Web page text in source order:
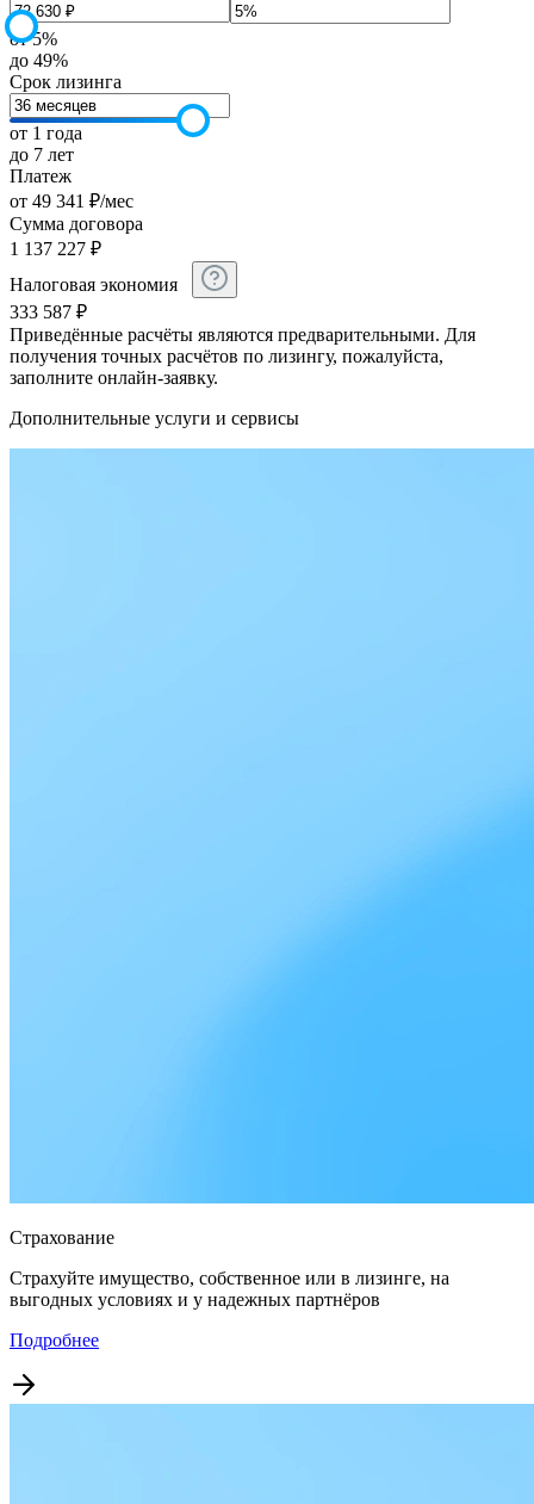
от 5%
до 49%
Срок лизинга
от 1 года
до 7 лет
Платеж
от 49 341 ₽/мес
Сумма договора
1 137 227 ₽
Налоговая экономия
333 587 ₽
Приведённые расчёты являются предварительными. Для
получения точных расчётов по лизингу, пожалуйста,
заполните онлайн-заявку.
Дополнительные услуги и сервисы
Страхование
Страхуйте имущество, собственное или в лизинге, на
выгодных условиях и у надежных партнёров
Подробнее